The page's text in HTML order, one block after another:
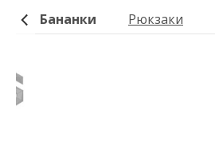
Бананки Рюкзаки